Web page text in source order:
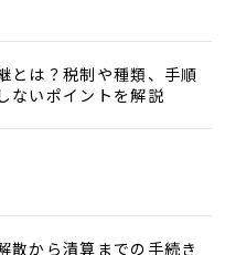
とは？税制や種類、手順
ないポイントを解説
散から清算までの手続き